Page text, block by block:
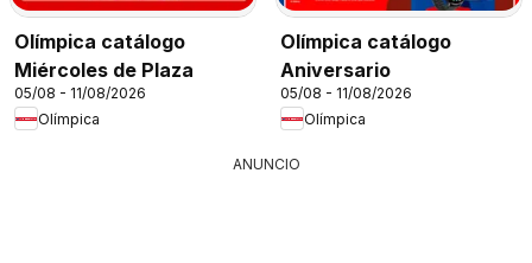
Olímpica catálogo
Miércoles de Plaza
05/08 - 11/08/2026
Olímpica
Olímpica catálogo
Aniversario
05/08 - 11/08/2026
Olímpica
ANUNCIO